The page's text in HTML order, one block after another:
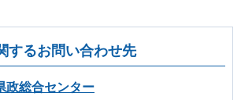
するお問い合わせ先
政総合センター